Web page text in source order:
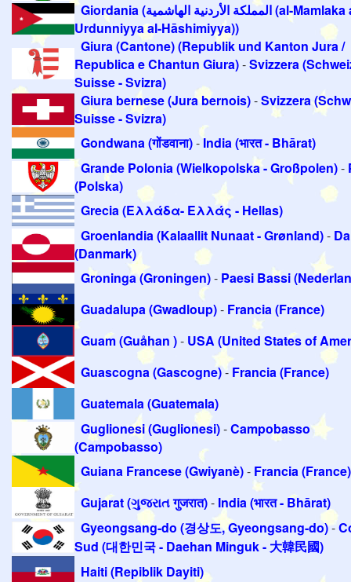
Giordania (المملكة الأردنية الهاشمية (al-Mamlaka al-
Urdunniyya al-Hāshimiyya))
Giura (Cantone) (Republik und Kanton Jura /
Republica e Chantun Giura)-Svizzera
Suisse - Svizra)
Giura bernese (Jura bernois)-Svizzera
Suisse - Svizra)
Gondwana (गोंडवाना)- India (भारत - Bhārat)
Grande Polonia (Wielkopolska - Großpolen)-
(Polska)
Grecia (Ελλάδα- Ελλάς - Hellas)
Groenlandia (Kalaallit Nunaat - Grønland)-
(Danmark)
Groninga (Groningen)- Paesi Bassi
Guadalupa (Gwadloup)- Francia (France)
Guam (Guåhan )- USA (United States of
Guascogna (Gascogne)- Francia (France)
Guatemala (Guatemala)
Guglionesi (Guglionesi)-Campobasso
(Campobasso)
Guiana Francese (Gwiyanè)- Francia (France)
Gujarat (ગુજરાત गुजरात)- India (भारत - Bhārat)
Gyeongsang-do (경상도, Gyeongsang-do)-
Sud (대한민국 - Daehan Minguk - 大韓民國)
Haiti (Repiblik Dayiti)